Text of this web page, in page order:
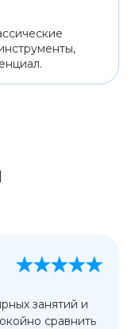
занятий и
сравнить